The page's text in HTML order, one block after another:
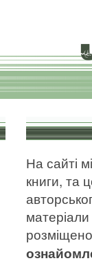
На сайті
книги, та